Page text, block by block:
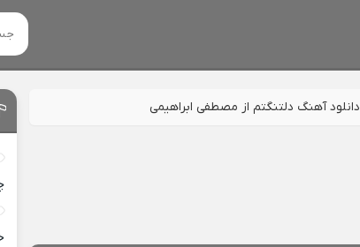
دانلود آهنگ دلتنگتم از مصطفی ابراهیمی